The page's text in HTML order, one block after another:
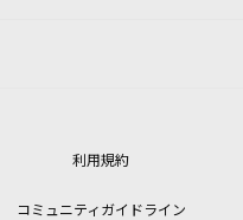
利用規約
コミュニティガイドライン